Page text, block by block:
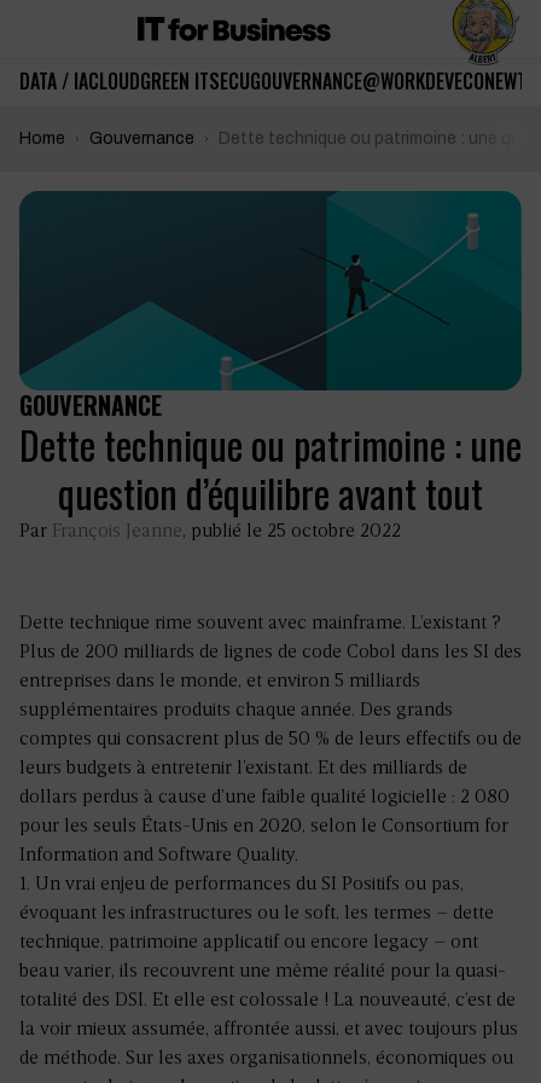
DATA / IACLOUDGREEN ITSECUGOUVERNANCE@WORKDEVECO
Home Gouvernance Dette technique ou patrimoine : une
GOUVERNANCE
Dette technique ou patrimoine : une
question d’équilibre avant tout
Par François Jeanne, publié le 25 octobre 2022
Dette technique rime souvent avec mainframe. L’existant ?
Plus de 200 milliards de lignes de code Cobol dans les SI des
entreprises dans le monde, et environ 5 milliards
supplémentaires produits chaque année. Des grands
comptes qui consacrent plus de 50 % de leurs effectifs ou de
leurs budgets à entretenir l’existant. Et des milliards de
dollars perdus à cause d’une faible qualité logicielle : 2 080
pour les seuls États-Unis en 2020, selon le Consortium for
Information and Software Quality.
1. Un vrai enjeu de performances du SI Positifs ou pas,
évoquant les infrastructures ou le soft, les termes – dette
technique, patrimoine applicatif ou encore legacy – ont
beau varier, ils recouvrent une même réalité pour la quasi-
totalité des DSI. Et elle est colossale ! La nouveauté, c’est de
la voir mieux assumée, affrontée aussi, et avec toujours plus
de méthode. Sur les axes organisationnels, économiques ou